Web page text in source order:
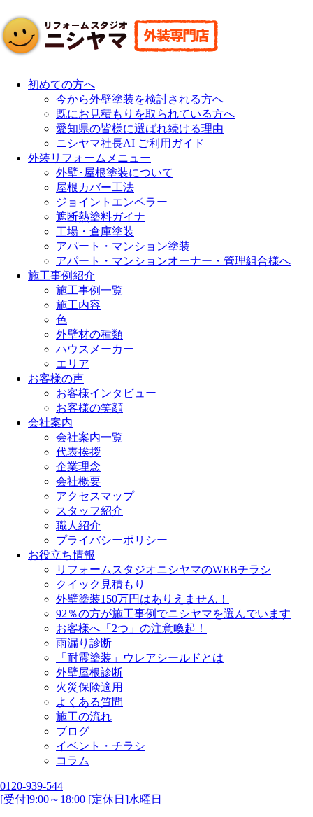
初めての方へ
今から外壁塗装を検討される方へ
既にお見積もりを取られている方へ
愛知県の皆様に選ばれ続ける理由
ニシヤマ社長AI ご利用ガイド
外装リフォームメニュー
外壁･屋根塗装について
屋根カバー工法
ジョイントエンペラー
遮断熱塗料ガイナ
工場・倉庫塗装
アパート・マンション塗装
アパート・マンションオーナー・管理組合様へ
施工事例紹介
施工事例一覧
施工内容
色
外壁材の種類
ハウスメーカー
エリア
お客様の声
お客様インタビュー
お客様の笑顔
会社案内
会社案内一覧
代表挨拶
企業理念
会社概要
アクセスマップ
スタッフ紹介
職人紹介
プライバシーポリシー
お役立ち情報
リフォームスタジオニシヤマのWEBチラシ
クイック見積もり
外壁塗装150万円はありえません！
92％の方が施工事例でニシヤマを選んでいます
お客様へ「2つ」の注意喚起！
雨漏り診断
「耐震塗装」ウレアシールドとは
外壁屋根診断
火災保険適用
よくある質問
施工の流れ
ブログ
イベント・チラシ
コラム
0120-939-544
[受付]9:00～18:00 [定休日]水曜日